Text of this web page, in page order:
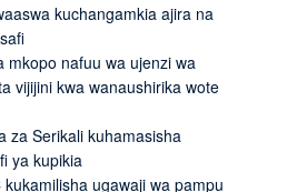
kuchangamkia ajira na
mkopo nafuu wa ujenzi wa
vijijini kwa wanaushirika wote
za Serikali kuhamasisha
ya kupikia
ugawaji wa pampu